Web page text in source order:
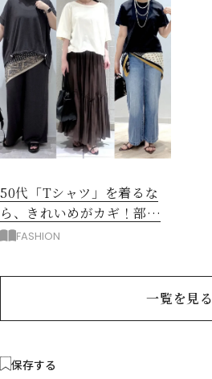
50代「Tシャツ」を着るな
ら、きれいめがカギ！部屋
着に見えないコツは？
FASHION
一覧を見る
保存する